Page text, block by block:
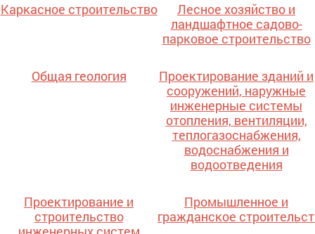
Каркасное строительство
Лесное хозяйство и
ландшафтное садово-
парковое строительство
Общая геология
Проектирование зданий и
сооружений, наружные
инженерные системы
отопления, вентиляции,
теплогазоснабжения,
водоснабжения и
водоотведения
Проектирование и
строительство
Промышленное и
гражданское